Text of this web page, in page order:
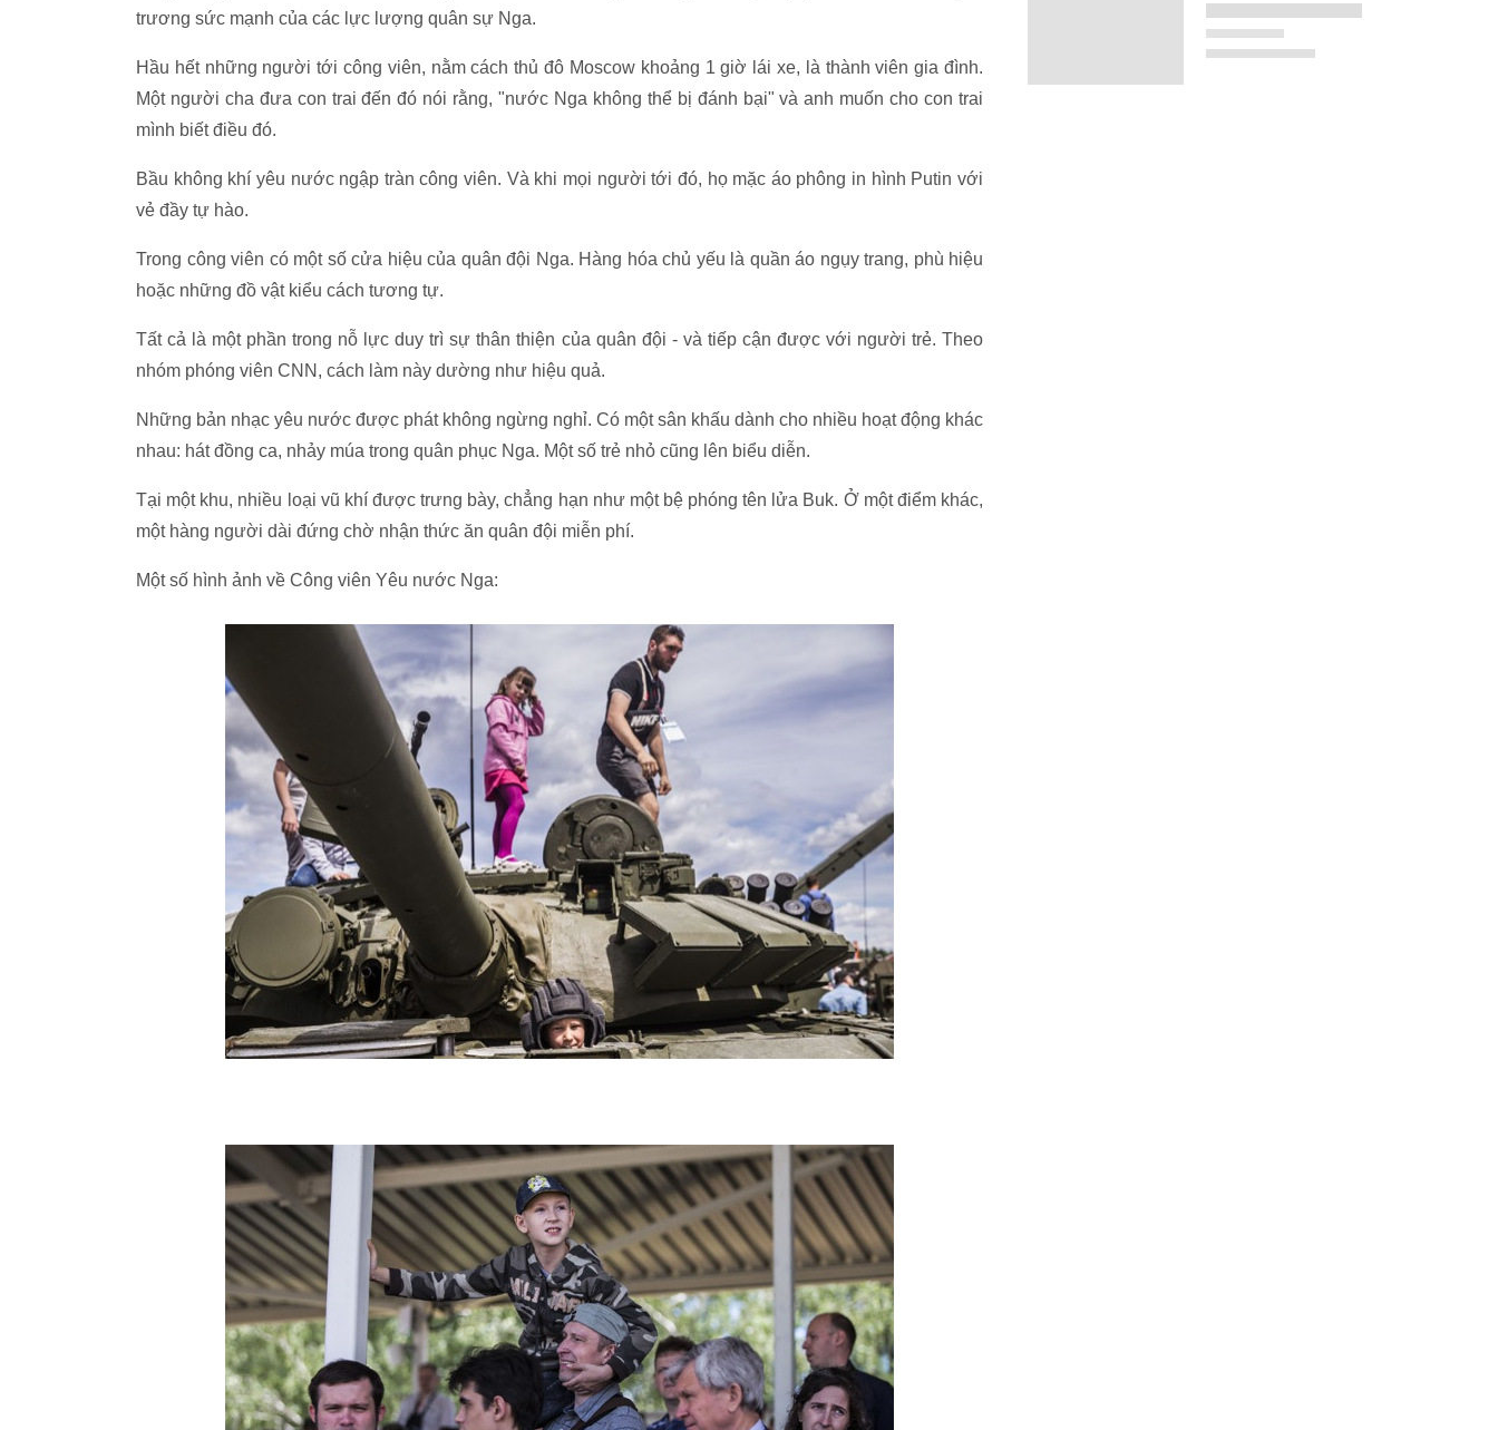
trương sức mạnh của các lực lượng quân sự Nga.
Hầu hết những người tới công viên, nằm cách thủ đô Moscow khoảng 1 giờ lái xe, là thành viên gia đình.
Một người cha đưa con trai đến đó nói rằng, "nước Nga không thể bị đánh bại" và anh muốn cho con trai
mình biết điều đó.
Bầu không khí yêu nước ngập tràn công viên. Và khi mọi người tới đó, họ mặc áo phông in hình Putin với
vẻ đầy tự hào.
Trong công viên có một số cửa hiệu của quân đội Nga. Hàng hóa chủ yếu là quần áo ngụy trang, phù hiệu
hoặc những đồ vật kiểu cách tương tự.
Tất cả là một phần trong nỗ lực duy trì sự thân thiện của quân đội - và tiếp cận được với người trẻ. Theo
nhóm phóng viên CNN, cách làm này dường như hiệu quả.
Những bản nhạc yêu nước được phát không ngừng nghỉ. Có một sân khấu dành cho nhiều hoạt động khác
nhau: hát đồng ca, nhảy múa trong quân phục Nga. Một số trẻ nhỏ cũng lên biểu diễn.
Tại một khu, nhiều loại vũ khí được trưng bày, chẳng hạn như một bệ phóng tên lửa Buk. Ở một điểm khác,
một hàng người dài đứng chờ nhận thức ăn quân đội miễn phí.
Một số hình ảnh về Công viên Yêu nước Nga: